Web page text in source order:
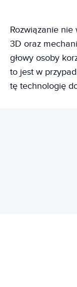
Rozwiązanie
3D oraz
głowy osoby
to jest w
tę technologię